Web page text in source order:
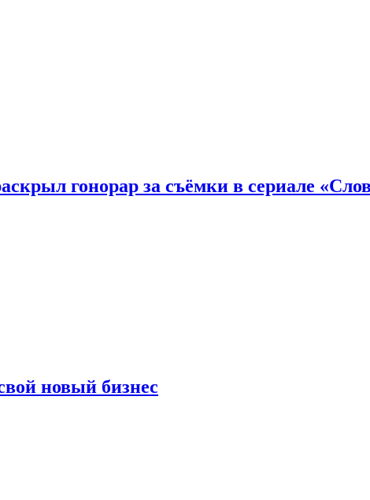
гонорар за съёмки в сериале
новый бизнес